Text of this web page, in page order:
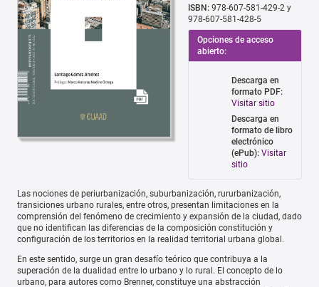
ISBN: 978-607-581-429-2 y
978-607-581-428-5
Opciones de acceso
abierto:
Descarga en
formato PDF:
Visitar sitio
Descarga en
formato de libro
electrónico
(ePub): Visitar
sitio
Las nociones de periurbanización, suburbanización, rururbanización,
transiciones urbano rurales, entre otros, presentan limitaciones en la
comprensión del fenómeno de crecimiento y expansión de la ciudad, dado
que no identifican las diferencias de la composición constitución y
configuración de los territorios en la realidad territorial urbana global.
En este sentido, surge un gran desafío teórico que contribuya a la
superación de la dualidad entre lo urbano y lo rural. El concepto de lo
urbano, para autores como Brenner, constituye una abstracción